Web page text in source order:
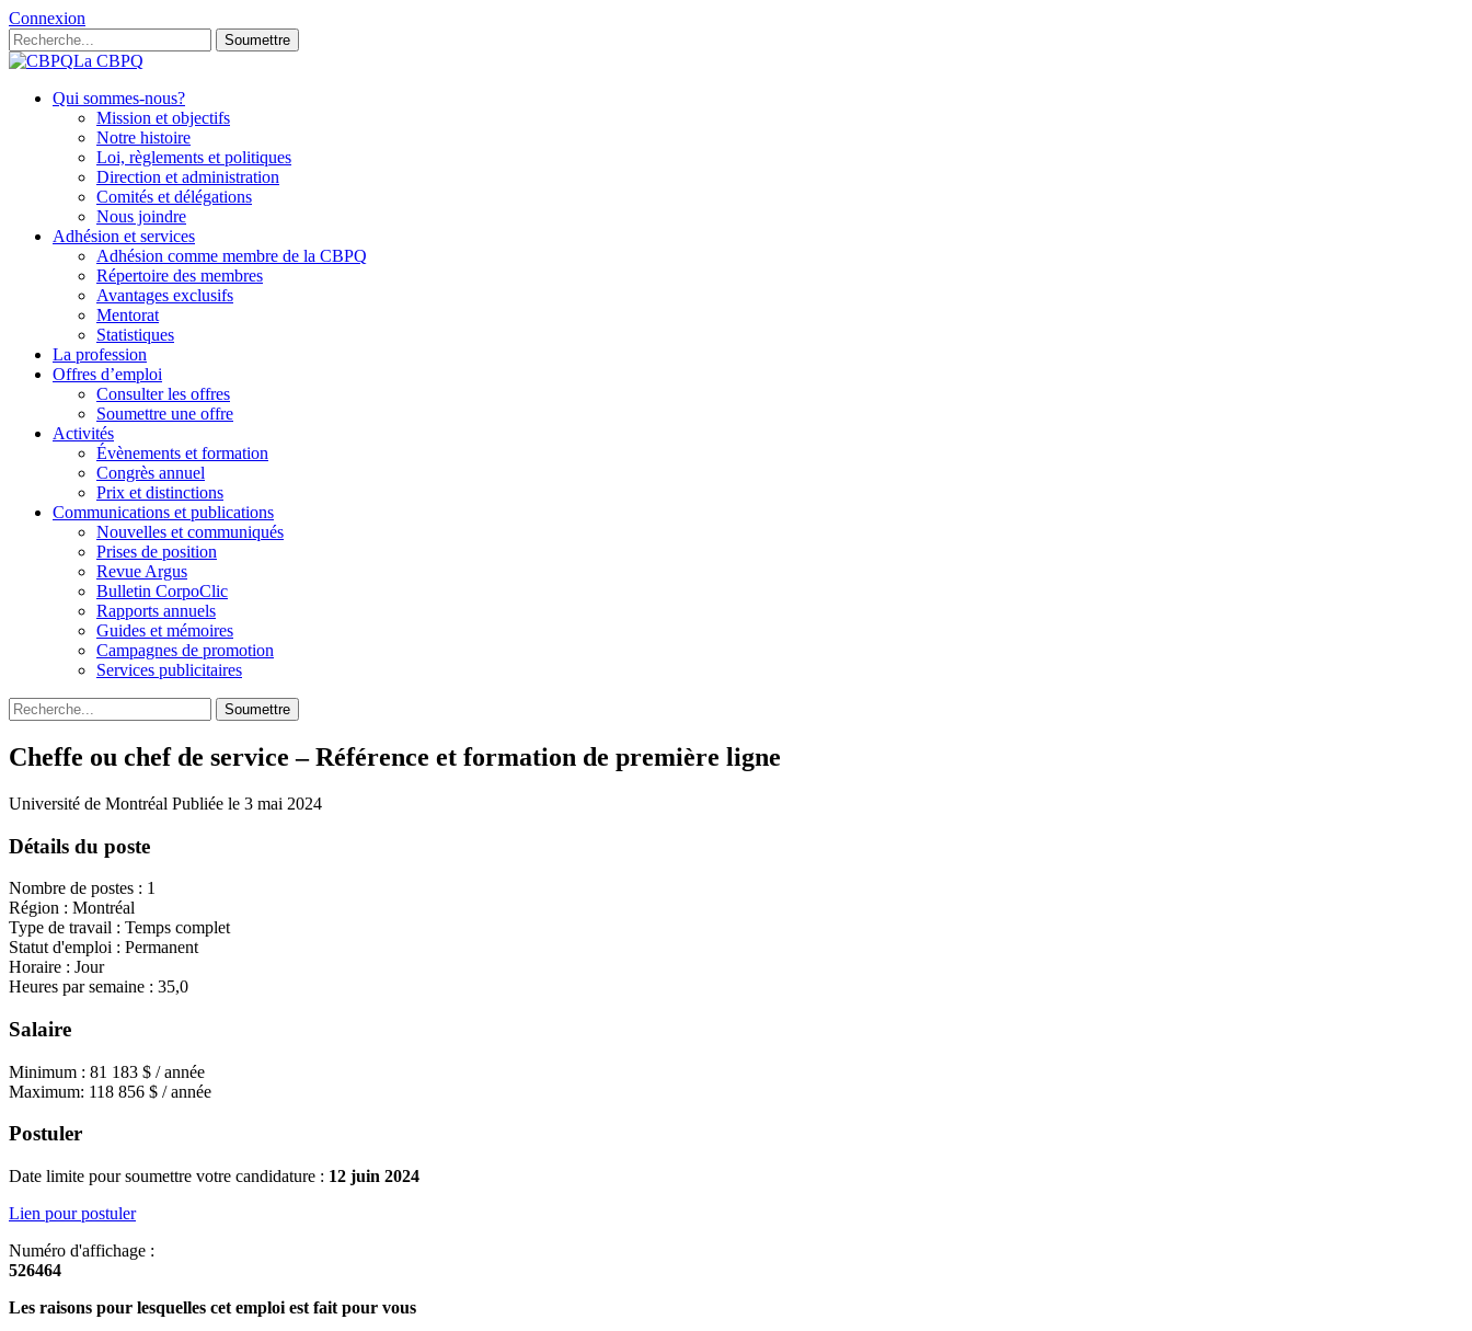
Connexion
Soumettre
La CBPQ
Qui sommes-nous?
Mission et objectifs
Notre histoire
Loi, règlements et politiques
Direction et administration
Comités et délégations
Nous joindre
Adhésion et services
Adhésion comme membre de la CBPQ
Répertoire des membres
Avantages exclusifs
Mentorat
Statistiques
La profession
Offres d’emploi
Consulter les offres
Soumettre une offre
Activités
Évènements et formation
Congrès annuel
Prix et distinctions
Communications et publications
Nouvelles et communiqués
Prises de position
Revue Argus
Bulletin CorpoClic
Rapports annuels
Guides et mémoires
Campagnes de promotion
Services publicitaires
Soumettre
Cheffe ou chef de service – Référence et formation de première ligne
Université de Montréal Publiée le 3 mai 2024
Détails du poste
Nombre de postes : 1
Région : Montréal
Type de travail : Temps complet
Statut d'emploi : Permanent
Horaire : Jour
Heures par semaine : 35,0
Salaire
Minimum : 81 183 $ / année
Maximum: 118 856 $ / année
Postuler
Date limite pour soumettre votre candidature : 12 juin 2024
Lien pour postuler
Numéro d'affichage :
526464
Les raisons pour lesquelles cet emploi est fait pour vous